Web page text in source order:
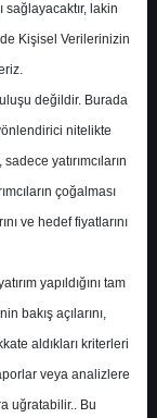
989.00 ₺
₺
lakin
Kişisel Verilerinizin
değildir. Burada
nitelikte
yatırımcıların
çoğalması
ve hedef fiyatlarını
yapıldığını tam
bakış açılarını,
aldıkları kriterleri
veya analizlere
uğratabilir.. Bu